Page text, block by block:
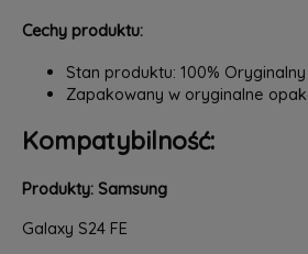
Cechy produktu:
Stan produktu: 100% Oryginalny
Zapakowany w oryginalne
Kompatybilność:
Produkty: Samsung
Galaxy S24 FE